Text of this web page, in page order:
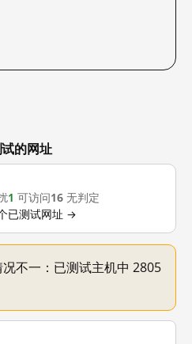
的网址
1 可访问16 无判定
已测试网址 →
不一：已测试主机中 2805